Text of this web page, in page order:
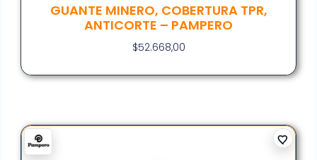
GUANTE MINERO, COBERTURA TPR,
ANTICORTE – PAMPERO
$52.668,00